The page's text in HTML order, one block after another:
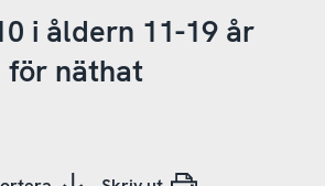
i åldern 11-19 år
för näthat